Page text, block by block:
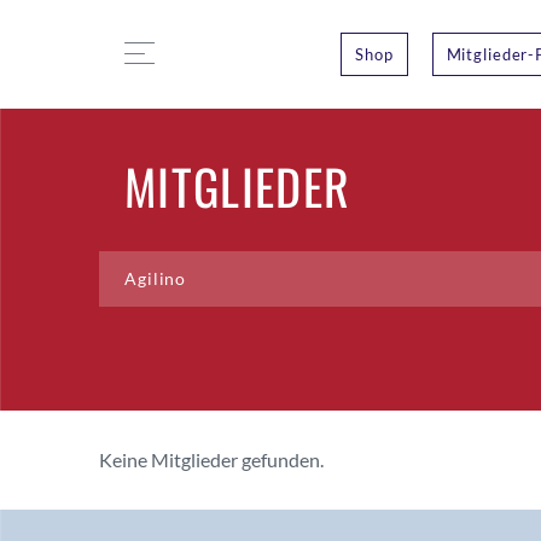
Shop Mitglieder-
MITGLIEDER
Keine Mitglieder gefunden.